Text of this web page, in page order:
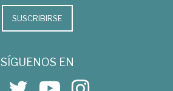
SUSCRIBIRSE
SÍGUENOS EN